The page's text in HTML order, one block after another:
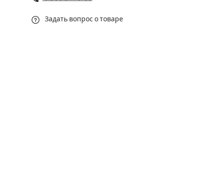
Задать вопрос о товаре